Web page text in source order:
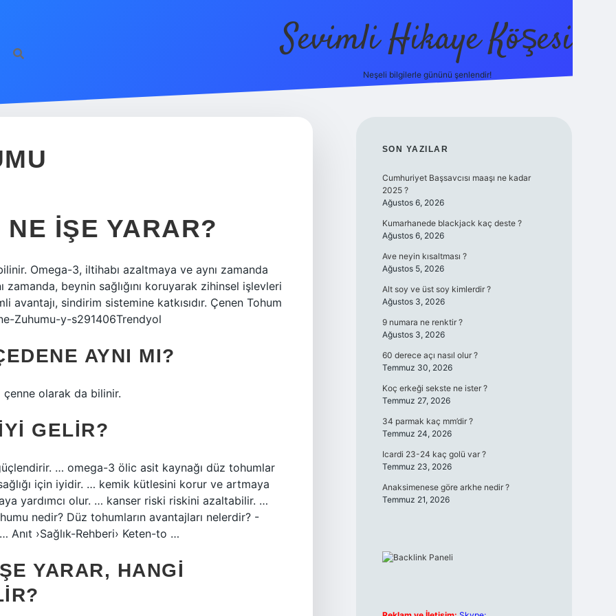
Sevimli Hikaye Köşesi
Neşeli bilgilerle gününü şenlendir!
IŞE YARAR?
Omega-3, iltihabı azaltmaya ve aynı zamanda
zamanda, beynin sağlığını koruyarak zihinsel işlevleri
sindirim sistemine katkısıdır. Çenen Tohum
Zuhumu-y-s291406Trendyol
AYNI MI?
çenne olarak da bilinir.
GELIR?
… omega-3 ölic asit kaynağı düz tohumlar
için iyidir. … kemik kütlesini korur ve artmaya
yardımcı olur. … kanser riski riskini azaltabilir. …
nedir? Düz tohumların avantajları nelerdir? -
Anıt ›Sağlık-Rehberi› Keten-to …
YARAR, HANGI
SIDEBAR
SON YAZILAR
Cumhuriyet Başsavcısı maaşı ne kadar
2025 ?
Ağustos 6, 2026
Kumarhanede blackjack kaç deste ?
Ağustos 6, 2026
Ave neyin kısaltması ?
Ağustos 5, 2026
Alt soy ve üst soy kimlerdir ?
Ağustos 3, 2026
9 numara ne renktir ?
Ağustos 3, 2026
60 derece açı nasıl olur ?
Temmuz 30, 2026
Koç erkeği sekste ne ister ?
Temmuz 27, 2026
34 parmak kaç mm’dir ?
Temmuz 24, 2026
Icardi 23-24 kaç golü var ?
Temmuz 23, 2026
Anaksimenese göre arkhe nedir ?
Temmuz 21, 2026